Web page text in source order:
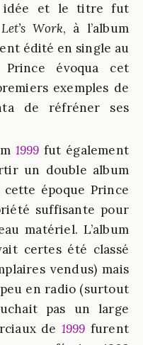
idée et le titre fut
Let’s Work, à l’album
édité en single au
Prince évoqua cet
exemples de
de réfréner ses
1999 fut également
un double album
époque Prince
suffisante pour
matériel. L’album
certes été classé
vendus) mais
en radio (surtout
pas un large
de 1999 furent